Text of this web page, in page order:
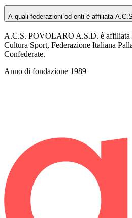
A quali federazioni od enti è affiliata
A.C.S. POVOLARO A.S.D. è affiliata
Cultura Sport, Federazione Italiana
Confederate.
Anno di fondazione 1989